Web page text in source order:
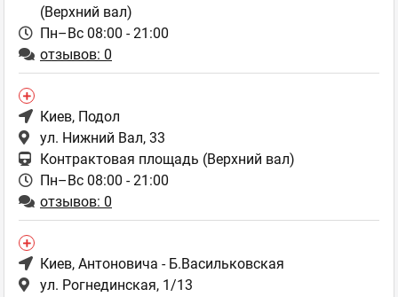
(Верхний вал)
Пн–Вс 08:00 - 21:00
отзывов: 0
Киев, Подол
ул. Нижний Вал, 33
Контрактовая площадь (Верхний вал)
Пн–Вс 08:00 - 21:00
отзывов: 0
Киев, Антоновича - Б.Васильковская
ул. Рогнединская, 1/13